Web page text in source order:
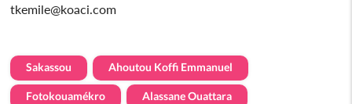
tkemile@koaci.com
Sakassou Ahoutou Koffi Emmanuel
Fotokouamékro Alassane Ouattara